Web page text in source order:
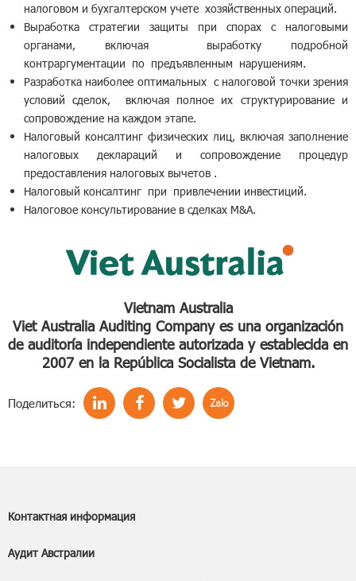
налоговом и бухгалтерском учете хозяйственных операций.
Выработка стратегии защиты при спорах с налоговыми
органами, включая выработку подробной
контраргументации по предъявленным нарушениям.
Разработка наиболее оптимальных с налоговой точки зрения
условий сделок, включая полное их структурирование и
сопровождение на каждом этапе.
Налоговый консалтинг физических лиц, включая заполнение
налоговых деклараций и сопровождение процедур
предоставления налоговых вычетов .
Налоговый консалтинг при привлечении инвестиций.
Налоговое консультирование в сделках М&A.
Vietnam Australia
Viet Australia Auditing Company es una organización
de auditoría independiente autorizada y establecida en
2007 en la República Socialista de Vietnam.
Поделиться:
Контактная информация
Аудит Австралии